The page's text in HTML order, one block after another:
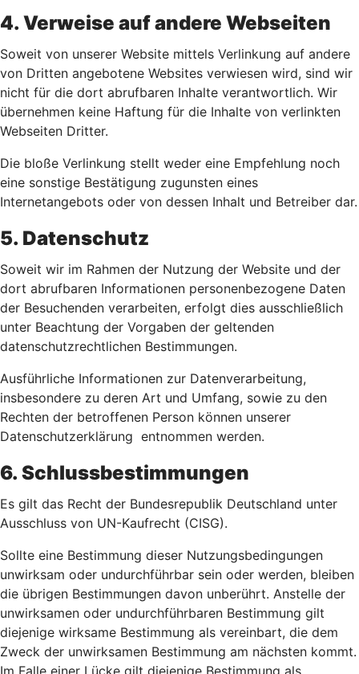
4. Verweise auf andere Webseiten
Soweit von unserer Website mittels Verlinkung auf andere
von Dritten angebotene Websites verwiesen wird, sind wir
nicht für die dort abrufbaren Inhalte verantwortlich. Wir
übernehmen keine Haftung für die Inhalte von verlinkten
Webseiten Dritter.
Die bloße Verlinkung stellt weder eine Empfehlung noch
eine sonstige Bestätigung zugunsten eines
Internetangebots oder von dessen Inhalt und Betreiber dar.
5. Datenschutz
Soweit wir im Rahmen der Nutzung der Website und der
dort abrufbaren Informationen personenbezogene Daten
der Besuchenden verarbeiten, erfolgt dies ausschließlich
unter Beachtung der Vorgaben der geltenden
datenschutzrechtlichen Bestimmungen.
Ausführliche Informationen zur Datenverarbeitung,
insbesondere zu deren Art und Umfang, sowie zu den
Rechten der betroffenen Person können unserer
Datenschutzerklärung entnommen werden.
6. Schlussbestimmungen
Es gilt das Recht der Bundesrepublik Deutschland unter
Ausschluss von UN-Kaufrecht (CISG).
Sollte eine Bestimmung dieser Nutzungsbedingungen
unwirksam oder undurchführbar sein oder werden, bleiben
die übrigen Bestimmungen davon unberührt. Anstelle der
unwirksamen oder undurchführbaren Bestimmung gilt
diejenige wirksame Bestimmung als vereinbart, die dem
Zweck der unwirksamen Bestimmung am nächsten kommt.
Im Falle einer Lücke gilt diejenige Bestimmung als